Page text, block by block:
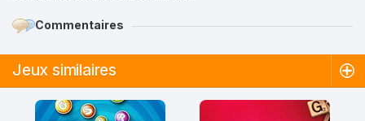
Commentaires
Jeux similaires